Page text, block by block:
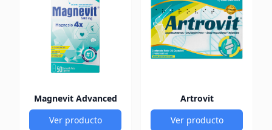
Magnevit Advanced
Ver producto
Artrovit
Ver producto